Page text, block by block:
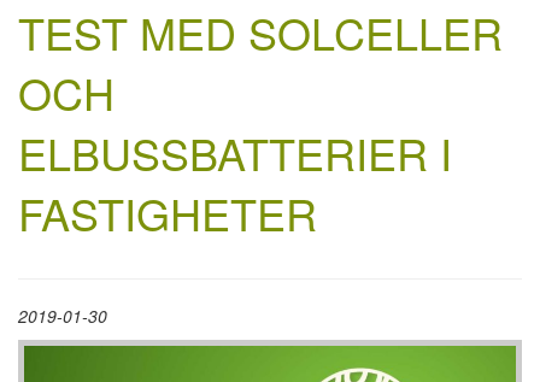
TEST MED SOLCELLER
OCH
ELBUSSBATTERIER I
FASTIGHETER
2019-01-30